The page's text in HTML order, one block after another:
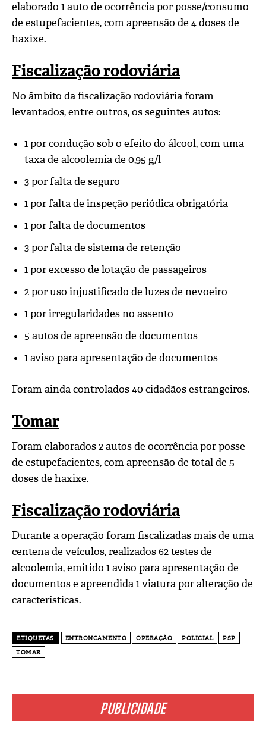
PUBLICIDADE
elaborado 1 auto de ocorrência por posse/consumo
de estupefacientes, com apreensão de 4 doses de
haxixe.
Fiscalização rodoviária
No âmbito da fiscalização rodoviária foram
levantados, entre outros, os seguintes autos:
1 por condução sob o efeito do álcool, com uma
taxa de alcoolemia de 0,95 g/l
3 por falta de seguro
1 por falta de inspeção periódica obrigatória
1 por falta de documentos
3 por falta de sistema de retenção
1 por excesso de lotação de passageiros
2 por uso injustificado de luzes de nevoeiro
1 por irregularidades no assento
5 autos de apreensão de documentos
1 aviso para apresentação de documentos
Foram ainda controlados 40 cidadãos estrangeiros.
Tomar
Foram elaborados 2 autos de ocorrência por posse
de estupefacientes, com apreensão de total de 5
doses de haxixe.
Fiscalização rodoviária
Durante a operação foram fiscalizadas mais de uma
centena de veículos, realizados 62 testes de
alcoolemia, emitido 1 aviso para apresentação de
documentos e apreendida 1 viatura por alteração de
características.
ETIQUETAS ENTRONCAMENTO OPERAÇÃO POLICIAL
PSP
TOMAR